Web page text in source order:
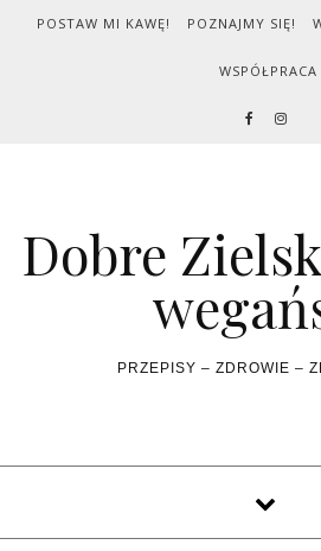
Skip to content
POSTAW MI KAWĘ! POZNAJMY SIĘ!
WSPÓŁPRACA
Dobre
PRZEPISY – ZDROWIE –